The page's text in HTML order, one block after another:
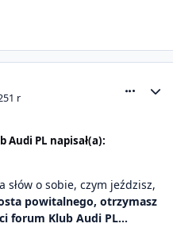
1 r
Audi PL napisał(a):
o sobie, czym jeździsz,
powitalnego, otrzymasz
forum Klub Audi PL...